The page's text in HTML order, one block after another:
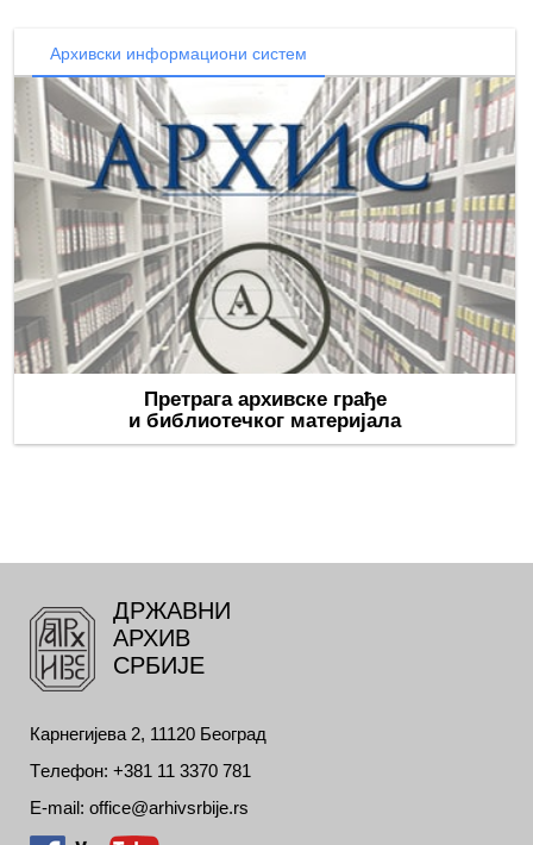
Архивски информациони систем
Претрага архивске грађе
и библиотечког материјала
ДРЖАВНИ
АРХИВ
СРБИЈЕ
Карнегијева 2, 11120 Београд
Tелефон: +381 11 3370 781
E-mail: office@arhivsrbije.rs